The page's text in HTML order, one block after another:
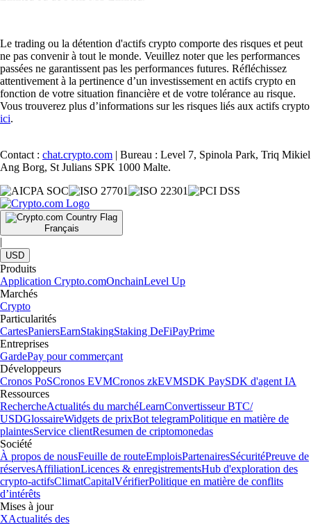
Le trading ou la détention d'actifs crypto comporte des risques et peut
ne pas convenir à tout le monde. Veuillez noter que les performances
passées ne garantissent pas les performances futures. Réfléchissez
attentivement à la pertinence d’un investissement en actifs crypto en
fonction de votre situation financière et de votre tolérance au risque.
Vous trouverez plus d’informations sur les risques liés aux actifs crypto
ici.
Contact : chat.crypto.com | Bureau : Level 7, Spinola Park, Triq Mikiel
Ang Borg, St Julians SPK 1000 Malte.
Français
|
USD
Produits
Application Crypto.comOnchainLevel Up
Marchés
Crypto
Particularités
CartesPaniersEarnStakingStaking DeFiPayPrime
Entreprises
GardePay pour commerçant
Développeurs
Cronos PoSCronos EVMCronos zkEVMSDK PaySDK d'agent IA
Ressources
RechercheActualités du marchéLearnConvertisseur BTC/
USDGlossaireWidgets de prixBot telegramPolitique en matière de
plaintesService clientResumen de criptomonedas
Société
À propos de nousFeuille de routeEmploisPartenairesSécuritéPreuve de
réservesAffiliationLicences & enregistrementsHub d'exploration des
crypto-actifsClimatCapitalVérifierPolitique en matière de conflits
d’intérêts
Mises à jour
XActualités des